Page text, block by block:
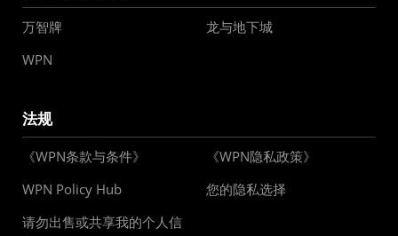
万智牌
龙与地下城
WPN
法规
《WPN条款与条件》
《WPN隐私政策》
WPN Policy Hub
您的隐私选择
请勿出售或共享我的个人信